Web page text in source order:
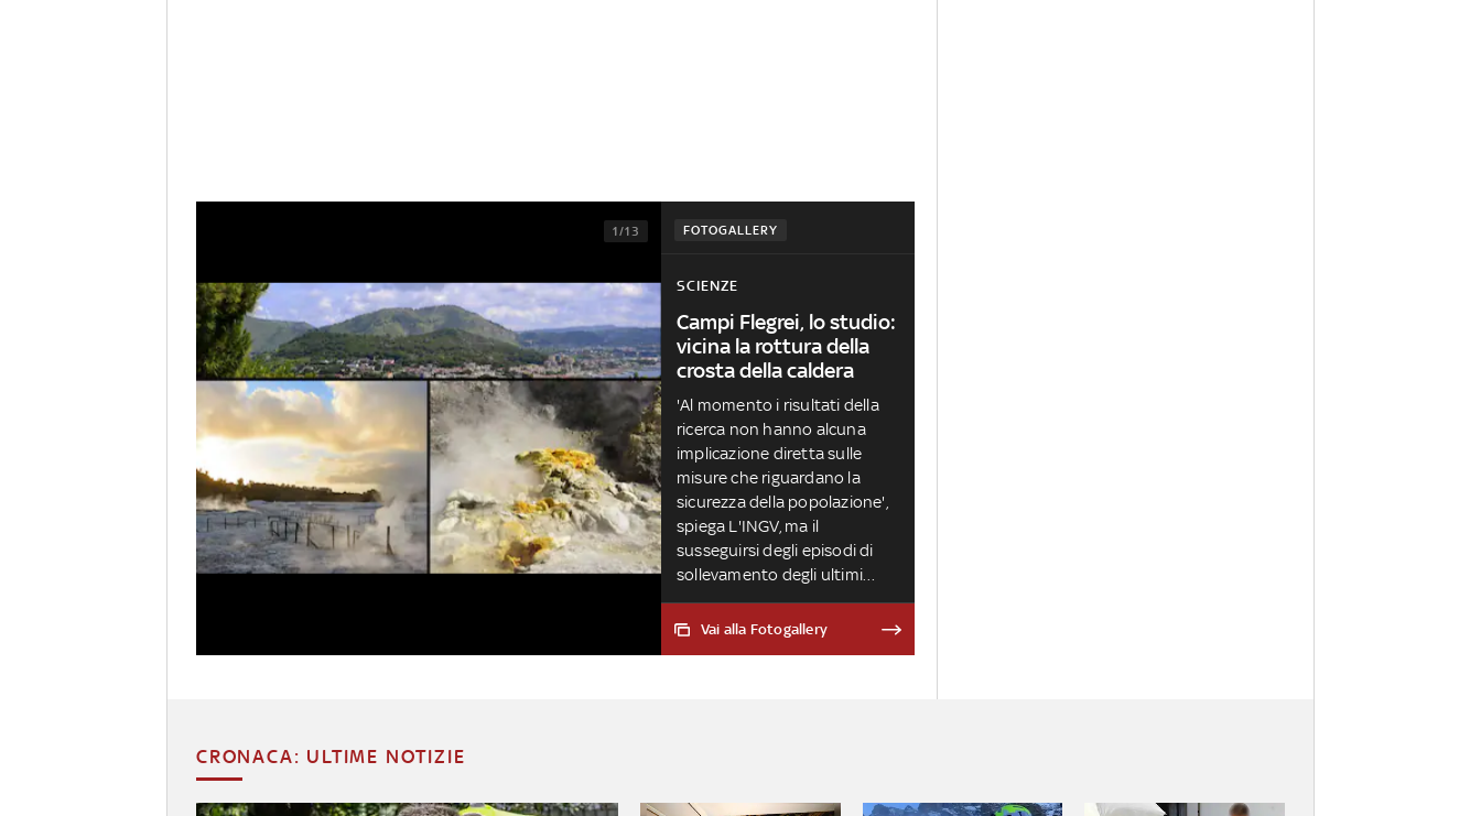
FOTOGALLERY
1/13
SCIENZE
Campi Flegrei, lo studio:
vicina la rottura della
crosta della caldera
'Al momento i risultati della
ricerca non hanno alcuna
implicazione diretta sulle
misure che riguardano la
sicurezza della popolazione',
spiega L'INGV, ma il
susseguirsi degli episodi di
sollevamento degli ultimi
decenni ha causato un
progressivo indebolimento
Vai alla Fotogallery
CRONACA: ULTIME NOTIZIE